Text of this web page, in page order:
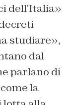
dell’Italia»
studiare»,
dal
parlano di
la